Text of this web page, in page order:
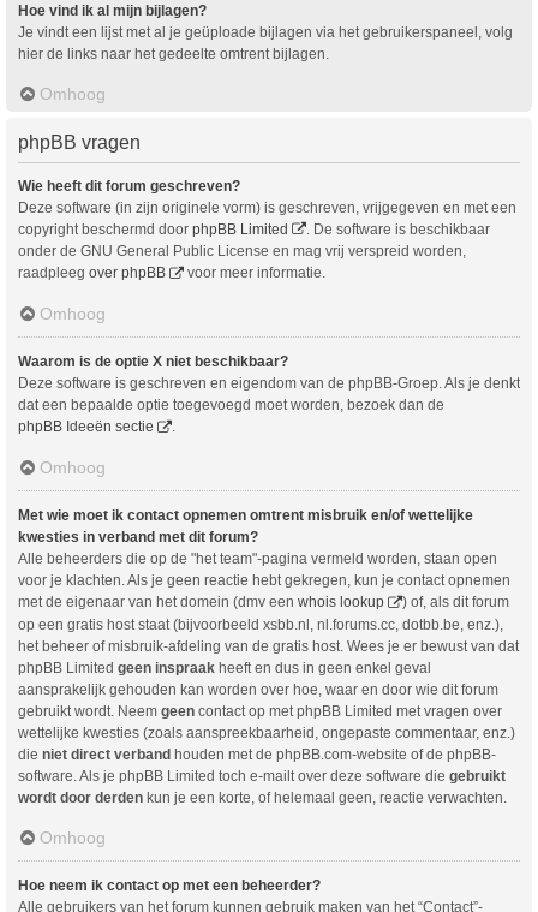
Hoe vind ik al mijn bijlagen?
Je vindt een lijst met al je geüploade bijlagen via het gebruikerspaneel, volg
hier de links naar het gedeelte omtrent bijlagen.
Omhoog
phpBB vragen
Wie heeft dit forum geschreven?
Deze software (in zijn originele vorm) is geschreven, vrijgegeven en met een
copyright beschermd door phpBB Limited
. De software is beschikbaar
onder de GNU General Public License en mag vrij verspreid worden,
raadpleeg over phpBB voor meer informatie.
Omhoog
Waarom is de optie X niet beschikbaar?
Deze software is geschreven en eigendom van de phpBB-Groep. Als je denkt
dat een bepaalde optie toegevoegd moet worden, bezoek dan de
phpBB Ideeën sectie
.
Omhoog
Met wie moet ik contact opnemen omtrent misbruik en/of wettelijke
kwesties in verband met dit forum?
Alle beheerders die op de "het team"-pagina vermeld worden, staan open
voor je klachten. Als je geen reactie hebt gekregen, kun je contact opnemen
met de eigenaar van het domein (dmv een whois lookup
) of, als dit forum
op een gratis host staat (bijvoorbeeld xsbb.nl, nl.forums.cc, dotbb.be, enz.),
het beheer of misbruik-afdeling van de gratis host. Wees je er bewust van dat
phpBB Limited geen inspraak heeft en dus in geen enkel geval
aansprakelijk gehouden kan worden over hoe, waar en door wie dit forum
gebruikt wordt. Neem geen contact op met phpBB Limited met vragen over
wettelijke kwesties (zoals aanspreekbaarheid, ongepaste commentaar, enz.)
die niet direct verband houden met de phpBB.com-website of de phpBB-
software. Als je phpBB Limited toch e-mailt over deze software die gebruikt
wordt door derden kun je een korte, of helemaal geen, reactie verwachten.
Omhoog
Hoe neem ik contact op met een beheerder?
Alle gebruikers van het forum kunnen gebruik maken van het “Contact”-